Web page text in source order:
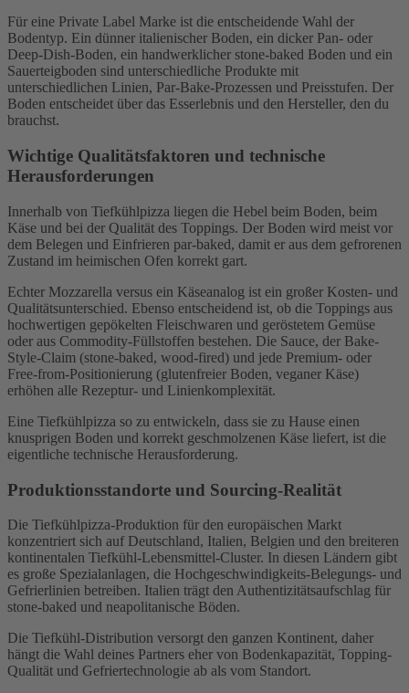
Für eine Private Label Marke ist die entscheidende Wahl der
Bodentyp. Ein dünner italienischer Boden, ein dicker Pan- oder
Deep-Dish-Boden, ein handwerklicher stone-baked Boden und ein
Sauerteigboden sind unterschiedliche Produkte mit
unterschiedlichen Linien, Par-Bake-Prozessen und Preisstufen. Der
Boden entscheidet über das Esserlebnis und den Hersteller, den du
brauchst.
Wichtige Qualitätsfaktoren und technische
Herausforderungen
Innerhalb von Tiefkühlpizza liegen die Hebel beim Boden, beim
Käse und bei der Qualität des Toppings. Der Boden wird meist vor
dem Belegen und Einfrieren par-baked, damit er aus dem gefrorenen
Zustand im heimischen Ofen korrekt gart.
Echter Mozzarella versus ein Käseanalog ist ein großer Kosten- und
Qualitätsunterschied. Ebenso entscheidend ist, ob die Toppings aus
hochwertigen gepökelten Fleischwaren und geröstetem Gemüse
oder aus Commodity-Füllstoffen bestehen. Die Sauce, der Bake-
Style-Claim (stone-baked, wood-fired) und jede Premium- oder
Free-from-Positionierung (glutenfreier Boden, veganer Käse)
erhöhen alle Rezeptur- und Linienkomplexität.
Eine Tiefkühlpizza so zu entwickeln, dass sie zu Hause einen
knusprigen Boden und korrekt geschmolzenen Käse liefert, ist die
eigentliche technische Herausforderung.
Produktionsstandorte und Sourcing-Realität
Die Tiefkühlpizza-Produktion für den europäischen Markt
konzentriert sich auf Deutschland, Italien, Belgien und den breiteren
kontinentalen Tiefkühl-Lebensmittel-Cluster. In diesen Ländern gibt
es große Spezialanlagen, die Hochgeschwindigkeits-Belegungs- und
Gefrierlinien betreiben. Italien trägt den Authentizitätsaufschlag für
stone-baked und neapolitanische Böden.
Die Tiefkühl-Distribution versorgt den ganzen Kontinent, daher
hängt die Wahl deines Partners eher von Bodenkapazität, Topping-
Qualität und Gefriertechnologie ab als vom Standort.